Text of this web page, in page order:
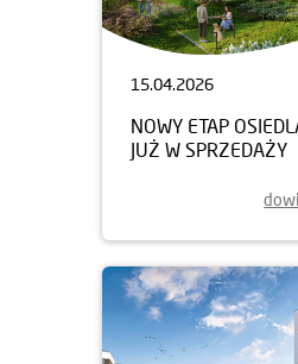
15.04.2026
NOWY ETAP
JUŻ W SPRZEDAŻY